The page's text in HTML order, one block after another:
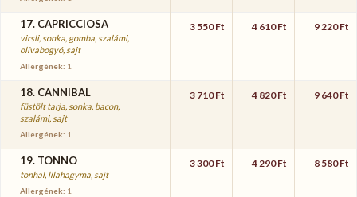
17. CAPRICCIOSA
virsli, sonka, gomba, szalámi,
olívabogyó, sajt
Allergének: 1
3 550 Ft 4 610 Ft 9 220 Ft
18. CANNIBAL
füstölt tarja, sonka, bacon,
szalámi, sajt
Allergének: 1
3 710 Ft 4 820 Ft 9 640 Ft
19. TONNO
tonhal, lilahagyma, sajt
Allergének: 1
3 300 Ft 4 290 Ft 8 580 Ft